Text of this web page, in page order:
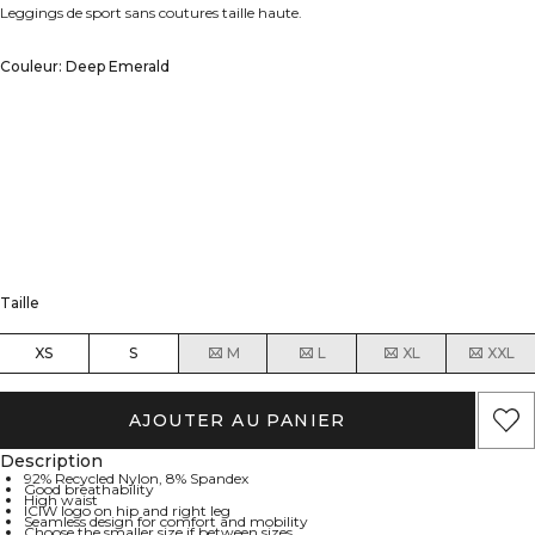
Leggings de sport sans coutures taille haute.
Couleur: Deep Emerald
Taille
XS S M L XL XXL
AJOUTER AU PANIER
Description
92% Recycled Nylon, 8% Spandex
Good breathability
High waist
ICIW logo on hip and right leg
Seamless design for comfort and mobility